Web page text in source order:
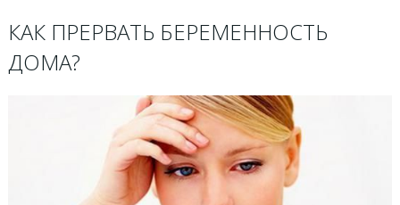
КАК ПРЕРВАТЬ БЕРЕМЕННОСТЬ
ДОМА?